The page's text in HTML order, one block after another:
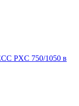
PXC 750/1050 в